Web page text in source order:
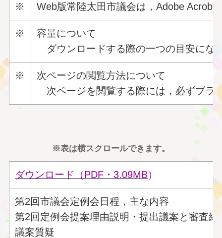
※ Web版常陸太田市議会は，Adobe
※
容量について
ダウンロードする際の一つの目安にな
※
次ページの閲覧方法について
次ページを閲覧する際には，必ずブラ
※表は横スクロールできます。
ダウンロード（PDF・3.09MB）
第2回市議会定例会日程，主な内容
第2回定例会提案理由説明・提出議案と審査
議案質疑